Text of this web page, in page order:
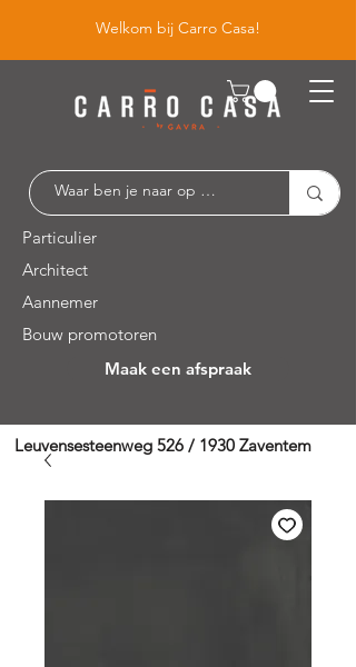
Welkom bij Carro Casa!
Particulier
Architect
Aannemer
Bouw promotoren
Maak een afspraak
Leuvensesteenweg 526 / 1930 Zaventem